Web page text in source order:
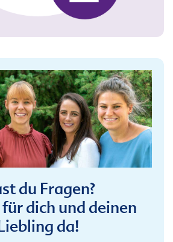
du Fragen?
dich und deinen
da!